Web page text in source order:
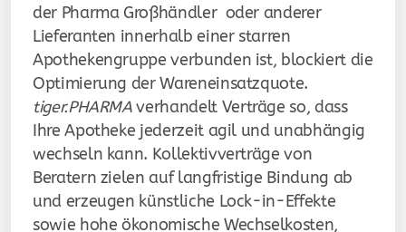
der Pharma Großhändler oder anderer
Lieferanten innerhalb einer starren
Apothekengruppe verbunden ist, blockiert die
Optimierung der Wareneinsatzquote.
tiger.PHARMAverhandelt Verträge so, dass
Ihre Apotheke jederzeit agil und unabhängig
wechseln kann. Kollektivverträge von
Beratern zielen auf langfristige Bindung ab
und erzeugen künstliche Lock-in-Effekte
sowie hohe ökonomische Wechselkosten,